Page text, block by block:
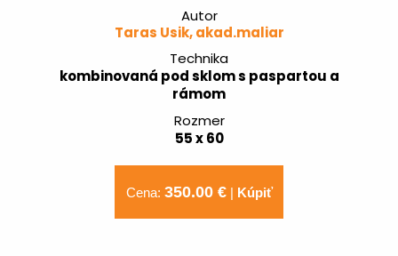
Autor
Taras Usik, akad.maliar
Technika
kombinovaná pod sklom s paspartou a
rámom
Rozmer
55 x 60
Cena: 350.00 €| Kúpiť